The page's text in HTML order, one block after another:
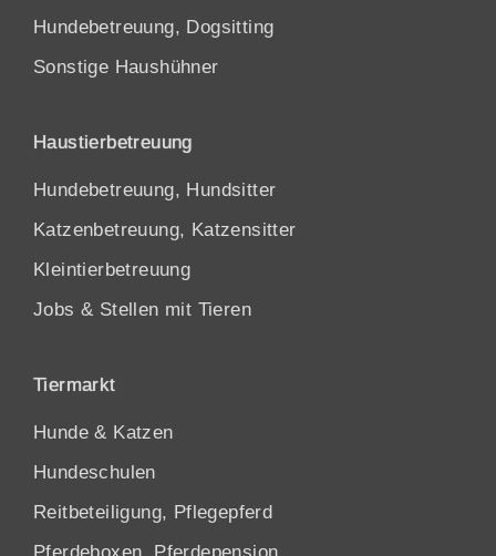
Hundebetreuung, Dogsitting
Sonstige Haushühner
Haustierbetreuung
Hundebetreuung, Hundsitter
Katzenbetreuung, Katzensitter
Kleintierbetreuung
Jobs & Stellen mit Tieren
Tiermarkt
Hunde & Katzen
Hundeschulen
Reitbeteiligung, Pflegepferd